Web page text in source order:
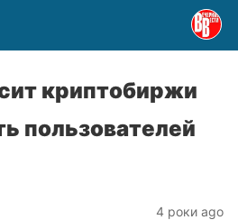
криптобиржи
пользователей
4 роки ago